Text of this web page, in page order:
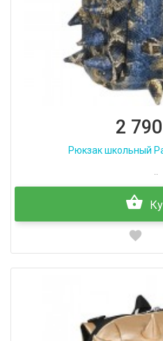
2
Рюкзак школьный
..